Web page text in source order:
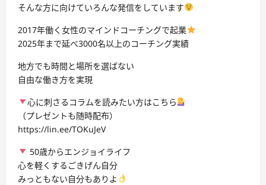
そんな方に向けていろんな発信をしています
2017年働く女性のマインドコーチングで起業
2025年まで延べ3000名以上のコーチング実績
地方でも時間と場所を選ばない
自由な働き方を実現
心に刺さるコラムを読みたい方はこちら
（プレゼントも随時配布）
https://lin.ee/TOKuJeV
50歳からエンジョイライフ
心を軽くするごきげん自分
みっともない自分もありよ